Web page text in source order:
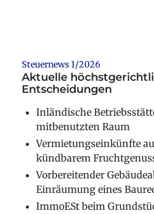
Steuernews 1/2026
Aktuelle
Entscheidungen
Inländische
mitbenutzten Raum
Vermietungseinkünfte
kündbarem
Vorbereitender
Einräumung eines
ImmoESt beim